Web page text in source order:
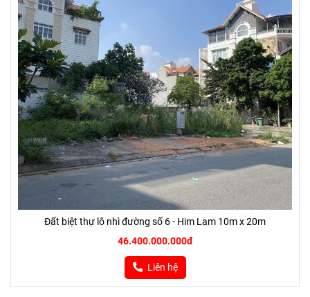
Đất biệt thự lô nhì đường số 6 - Him Lam 10m x 20m
46.400.000.000đ
Liên hệ